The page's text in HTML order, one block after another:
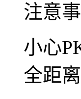
注意
小心
全距离